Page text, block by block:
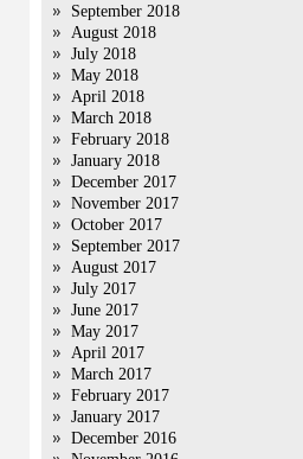
September 2018
August 2018
July 2018
May 2018
April 2018
March 2018
February 2018
January 2018
December 2017
November 2017
October 2017
September 2017
August 2017
July 2017
June 2017
May 2017
April 2017
March 2017
February 2017
January 2017
December 2016